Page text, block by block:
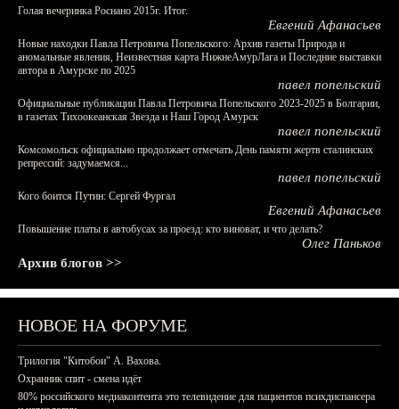
Голая вечеринка Роснано 2015г. Итог.
Евгений Афанасьев
Новые находки Павла Петровича Попельского: Архив газеты Природа и
аномальные явления, Неизвестная карта НижнеАмурЛага и Последние выставки
автора в Амурске по 2025
павел попельский
Официальные публикации Павла Петровича Попельского 2023-2025 в Болгарии,
в газетах Тихоокеанская Звезда и Наш Город Амурск
павел попельский
Комсомольск официально продолжает отмечать День памяти жертв сталинских
репрессий: задумаемся...
павел попельский
Кого боится Путин: Сергей Фургал
Евгений Афанасьев
Повышение платы в автобусах за проезд: кто виноват, и что делать?
Олег Паньков
Архив блогов >>
НОВОЕ НА ФОРУМЕ
Трилогия "Китобои" А. Вахова.
Охранник спит - смена идёт
80% российского медиаконтента это телевидение для пациентов психдиспансера